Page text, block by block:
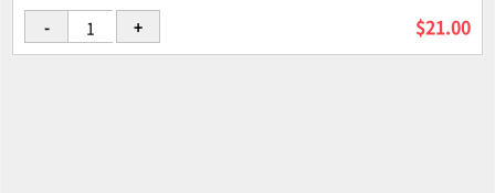
- + $21.00
로그인
이용약관 개인정보 보호정책 고객센터 제휴신청